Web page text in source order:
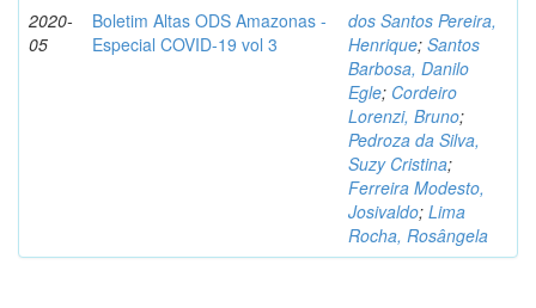
2020-
05
Boletim Altas ODS Amazonas -
Especial COVID-19 vol 3
dos Santos Pereira,
Henrique; Santos
Barbosa, Danilo
Egle; Cordeiro
Lorenzi, Bruno;
Pedroza da Silva,
Suzy Cristina;
Ferreira Modesto,
Josivaldo; Lima
Rocha, Rosângela